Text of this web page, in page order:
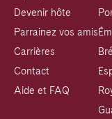
Devenir hôte
Parrainez vos amis
Carrières
Contact
Aide et FAQ